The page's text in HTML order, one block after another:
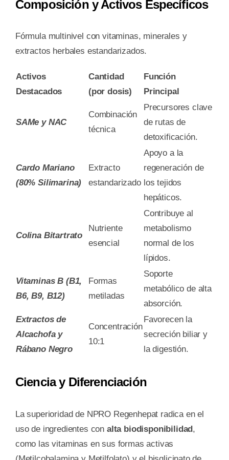
Composición y Activos Específicos
Fórmula multinivel con vitaminas, minerales y
extractos herbales estandarizados.
Activos
Destacados
Cantidad
(por dosis)
Función
Principal
SAMe y NAC
Combinación
técnica
Precursores clave
de rutas de
detoxificación.
Cardo Mariano
(80% Silimarina)
Extracto
estandarizado
Apoyo a la
regeneración de
los tejidos
hepáticos.
Colina Bitartrato
Nutriente
esencial
Contribuye al
metabolismo
normal de los
lípidos.
Vitaminas B (B1,
B6, B9, B12)
Formas
metiladas
Soporte
metabólico de alta
absorción.
Extractos de
Alcachofa y
Rábano Negro
Concentración
10:1
Favorecen la
secreción biliar y
la digestión.
Ciencia y Diferenciación
La superioridad de NPRO Regenhepat radica en el
uso de ingredientes con alta biodisponibilidad ,
como las vitaminas en sus formas activas